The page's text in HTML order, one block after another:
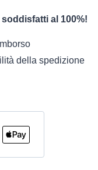
al 100%!
della spedizione